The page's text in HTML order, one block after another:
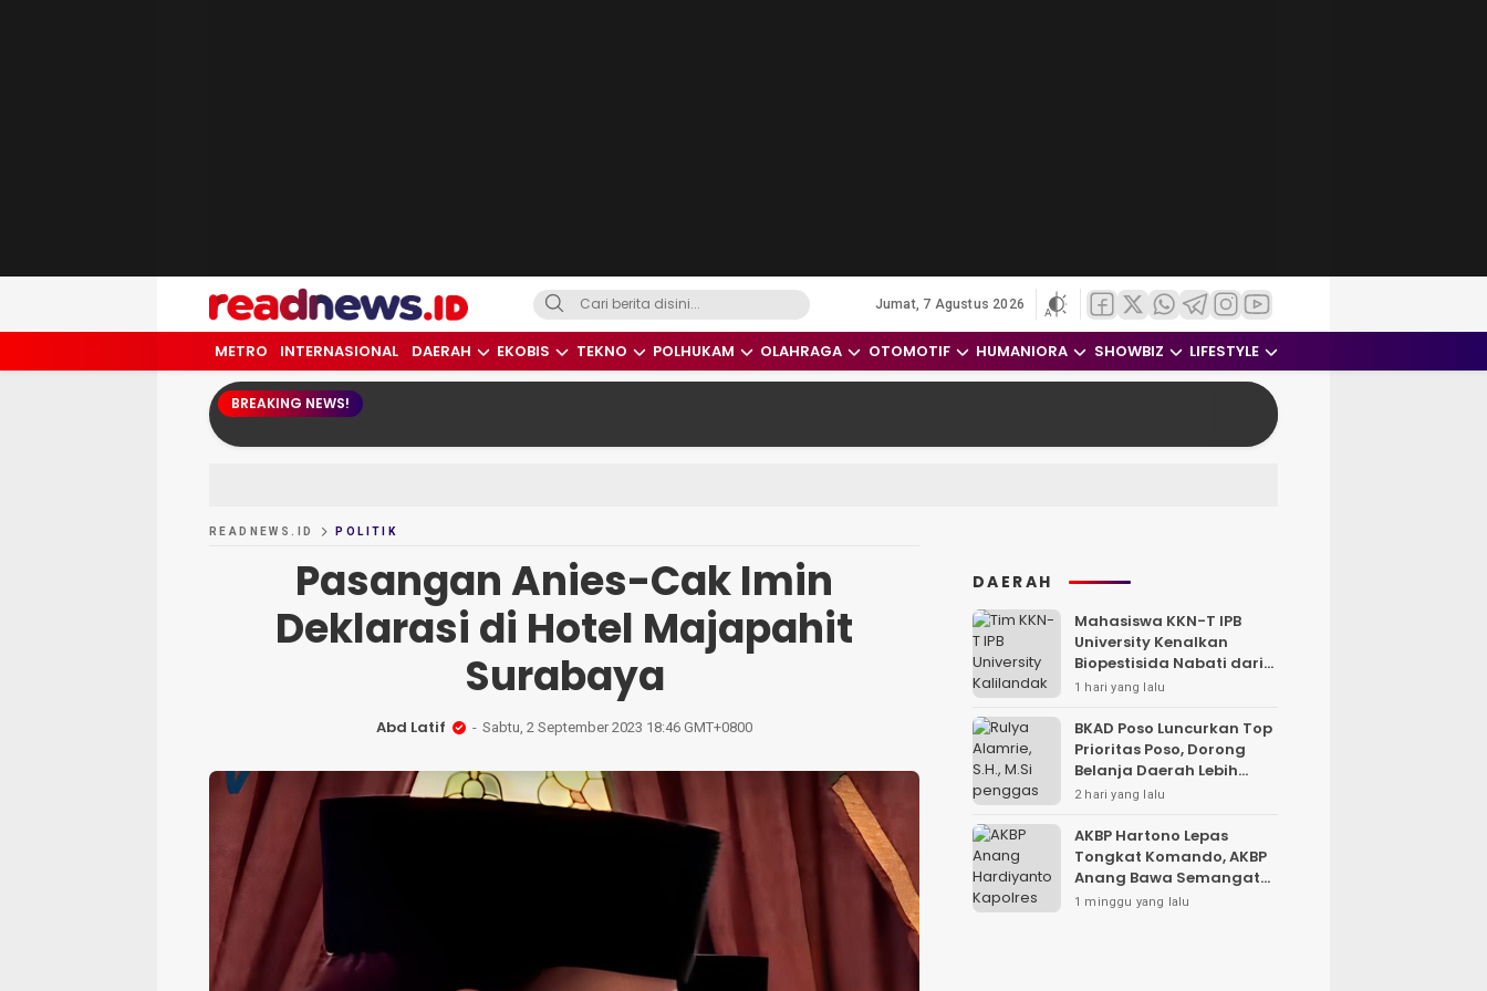
readnews.id
Berita Terkini, Update Terbaru Hari ini dari Indonesia dan Dunia
Jumat, 7 Agustus 2026
METRO INTERNASIONAL DAERAH EKOBIS TEKNO POLHUKAM OLAHRAGA OTOMOTIF HUMANIORA SHOWBIZ LIFESTYLE
BREAKING NEWS!
READNEWS.ID POLITIK
Pasangan Anies-Cak Imin
Deklarasi di Hotel Majapahit
Surabaya
Abd Latif Sabtu, 2 September 2023 18:46 GMT+0800
DAERAH
Mahasiswa KKN-T IPB
University Kenalkan
Biopestisida Nabati dari
Daun Pepaya
1 hari yang lalu
BKAD Poso Luncurkan Top
Prioritas Poso, Dorong
Belanja Daerah Lebih
Efektif dan Tepat
2 hari yang lalu
AKBP Hartono Lepas
Tongkat Komando, AKBP
Anang Bawa Semangat
Baru untuk Polres
1 minggu yang lalu